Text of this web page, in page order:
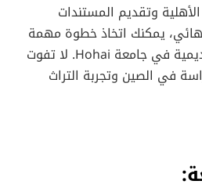
وتقديم المستندات
يمكنك اتخاذ خطوة مهمة
نحو تحقيق أحلامك الأكاديمية في جامعة Hohai. لا تفوت
في الصين وتجربة التراث